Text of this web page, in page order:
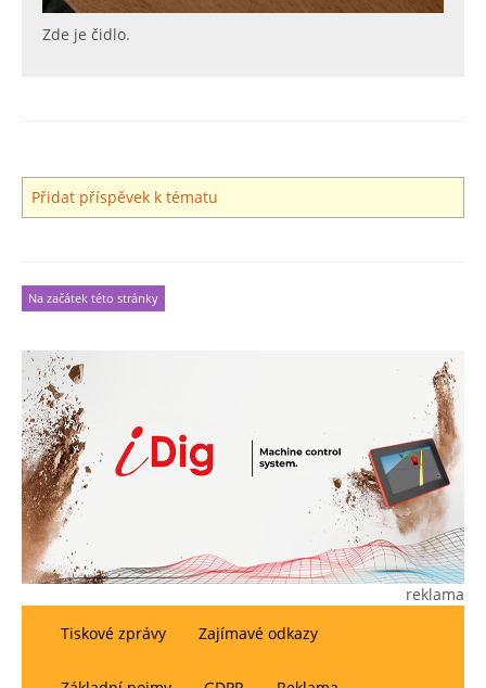
Zde je čidlo.
Přidat příspěvek k tématu
Na začátek této stránky
reklama
Tiskové zprávy
Zajímavé odkazy